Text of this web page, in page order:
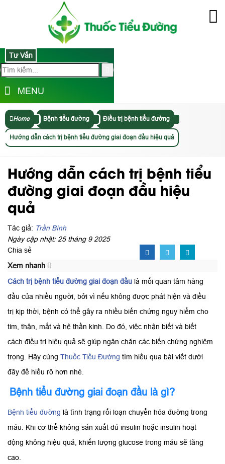
Tư Vấn
MENU
Home Bệnh tiểu đường Điều trị bệnh tiểu đường
Hướng dẫn cách trị bệnh tiểu đường giai đoạn đầu hiệu quả
Hướng dẫn cách trị bệnh tiểu
đường giai đoạn đầu hiệu
quả
Tác giả: Trần Bình
Ngày cập nhật: 25 tháng 9 2025
Chia sẻ
Xem nhanh
Cách trị bệnh tiểu đường giai đoạn đầu là mối quan tâm hàng
đầu của nhiều người, bởi vì nếu không được phát hiện và điều
trị kịp thời, bệnh có thể gây ra nhiều biến chứng nguy hiểm cho
tim, thận, mắt và hệ thần kinh. Do đó, việc nhận biết và biết
cách điều trị hiệu quả sẽ giúp ngăn chặn các biến chứng nghiêm
trọng. Hãy cùng Thuốc Tiểu Đường tìm hiểu qua bài viết dưới
đây để hiểu rõ hơn nhé.
Bệnh tiểu đường giai đoạn đầu là gì?
Bệnh tiểu đường là tình trạng rối loạn chuyển hóa đường trong
máu. Khi cơ thể không sản xuất đủ insulin hoặc insulin hoạt
động không hiệu quả, khiến lượng glucose trong máu sẽ tăng
cao.